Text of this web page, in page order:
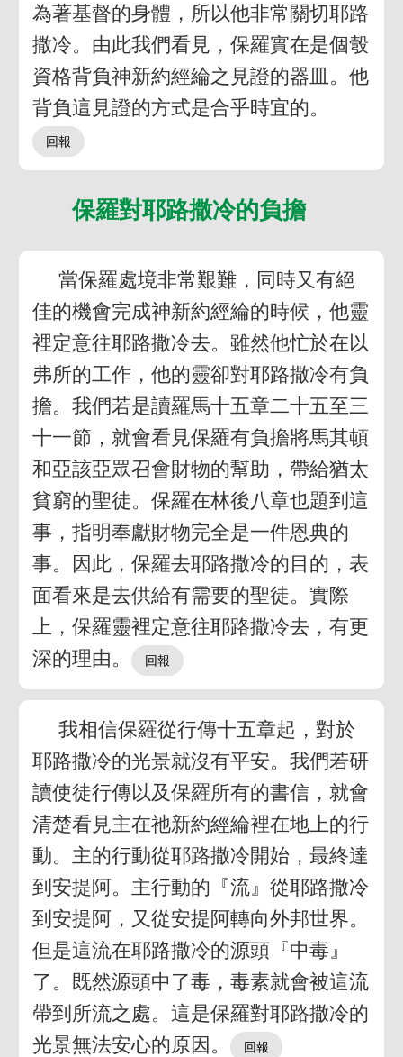
為著基督的身體，所以他非常關切耶路
撒冷。由此我們看見，保羅實在是個彀
資格背負神新約經綸之見證的器皿。他
背負這見證的方式是合乎時宜的。
保羅對耶路撒冷的負擔
當保羅處境非常艱難，同時又有絕
佳的機會完成神新約經綸的時候，他靈
裡定意往耶路撒冷去。雖然他忙於在以
弗所的工作，他的靈卻對耶路撒冷有負
擔。我們若是讀羅馬十五章二十五至三
十一節，就會看見保羅有負擔將馬其頓
和亞該亞眾召會財物的幫助，帶給猶太
貧窮的聖徒。保羅在林後八章也題到這
事，指明奉獻財物完全是一件恩典的
事。因此，保羅去耶路撒冷的目的，表
面看來是去供給有需要的聖徒。實際
上，保羅靈裡定意往耶路撒冷去，有更
深的理由。
我相信保羅從行傳十五章起，對於
耶路撒冷的光景就沒有平安。我們若研
讀使徒行傳以及保羅所有的書信，就會
清楚看見主在祂新約經綸裡在地上的行
動。主的行動從耶路撒冷開始，最終達
到安提阿。主行動的『流』從耶路撒冷
到安提阿，又從安提阿轉向外邦世界。
但是這流在耶路撒冷的源頭『中毒』
了。既然源頭中了毒，毒素就會被這流
帶到所流之處。這是保羅對耶路撒冷的
光景無法安心的原因。